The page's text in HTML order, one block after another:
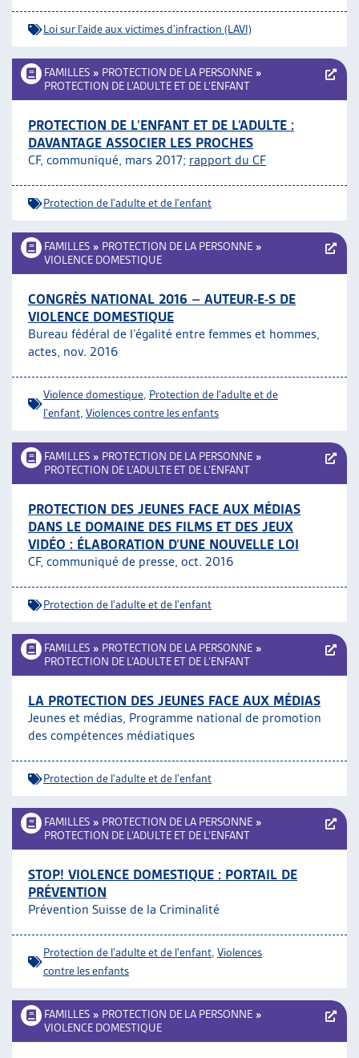
Loi sur l'aide aux victimes d'infraction (LAVI)
FAMILLES » PROTECTION DE LA PERSONNE »
PROTECTION DE L’ADULTE ET DE L’ENFANT
PROTECTION DE L’ENFANT ET DE L’ADULTE :
DAVANTAGE ASSOCIER LES PROCHES
CF, communiqué, mars 2017; rapport du CF
Protection de l'adulte et de l'enfant
FAMILLES » PROTECTION DE LA PERSONNE »
VIOLENCE DOMESTIQUE
CONGRÈS NATIONAL 2016 – AUTEUR-E-S DE
VIOLENCE DOMESTIQUE
Bureau fédéral de l’égalité entre femmes et hommes,
actes, nov. 2016
Violence domestique Protection de l'adulte et de
l'enfant Violences contre les enfants
FAMILLES » PROTECTION DE LA PERSONNE »
PROTECTION DE L’ADULTE ET DE L’ENFANT
PROTECTION DES JEUNES FACE AUX MÉDIAS
DANS LE DOMAINE DES FILMS ET DES JEUX
VIDÉO : ÉLABORATION D’UNE NOUVELLE LOI
CF, communiqué de presse, oct. 2016
Protection de l'adulte et de l'enfant
FAMILLES » PROTECTION DE LA PERSONNE »
PROTECTION DE L’ADULTE ET DE L’ENFANT
LA PROTECTION DES JEUNES FACE AUX MÉDIAS
Jeunes et médias, Programme national de promotion
des compétences médiatiques
Protection de l'adulte et de l'enfant
FAMILLES » PROTECTION DE LA PERSONNE »
PROTECTION DE L’ADULTE ET DE L’ENFANT
STOP! VIOLENCE DOMESTIQUE : PORTAIL DE
PRÉVENTION
Prévention Suisse de la Criminalité
Protection de l'adulte et de l'enfant Violences
contre les enfants
FAMILLES » PROTECTION DE LA PERSONNE »
VIOLENCE DOMESTIQUE